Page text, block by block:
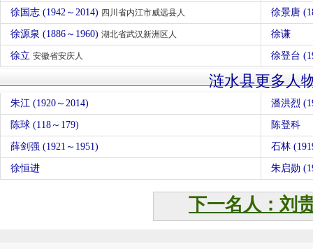
徐国志 (1942～2014) 四川省内江市威远县人 徐景唐
徐源泉 (1886～1960) 湖北省武汉新洲区人 徐谦
徐立 安徽省安庆人 徐登台
涟水县更多人
朱江 (1920～2014) 潘洪烈
陈球 (118～179) 陈登科
薛剑强 (1921～1951) 石林
徐恒进 朱启勋
下一名人：刘